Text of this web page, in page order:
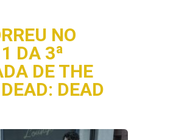
NO
DA 3ª
DE THE
DEAD